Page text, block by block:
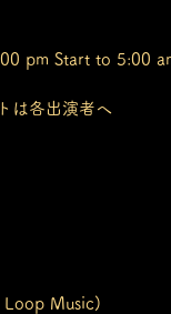
pm Start to 5:00
は各出演者へ
Music)